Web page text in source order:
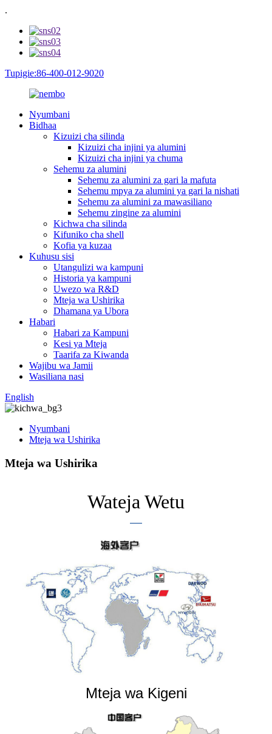
.
Tupigie:86-400-012-9020
Nyumbani
Bidhaa
Kizuizi cha silinda
Kizuizi cha injini ya alumini
Kizuizi cha injini ya chuma
Sehemu za alumini
Sehemu za alumini za gari la mafuta
Sehemu mpya za alumini ya gari la nishati
Sehemu za alumini za mawasiliano
Sehemu zingine za alumini
Kichwa cha silinda
Kifuniko cha shell
Kofia ya kuzaa
Kuhusu sisi
Utangulizi wa kampuni
Historia ya kampuni
Uwezo wa R&D
Mteja wa Ushirika
Dhamana ya Ubora
Habari
Habari za Kampuni
Kesi ya Mteja
Taarifa za Kiwanda
Wajibu wa Jamii
Wasiliana nasi
English
Nyumbani
Mteja wa Ushirika
Mteja wa Ushirika
Wateja Wetu
Mteja wa Kigeni